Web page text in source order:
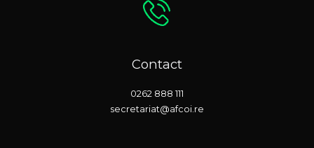
Contact
0262 888 111
secretariat@afcoi.re